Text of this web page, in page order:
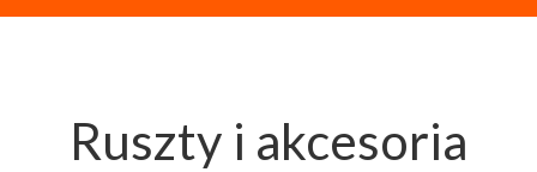
Ruszty i akcesoria